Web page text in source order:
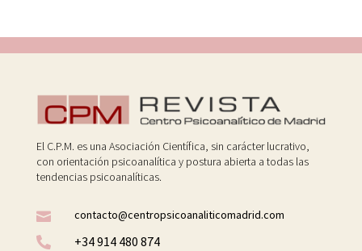
El C.P.M. es una Asociación Científica, sin carácter lucrativo,
con orientación psicoanalítica y postura abierta a todas las
tendencias psicoanalíticas.

contacto@centropsicoanaliticomadrid.com

+34 914 480 874